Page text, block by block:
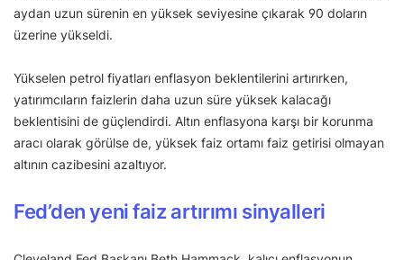
aydan uzun sürenin en yüksek seviyesine çıkarak 90 doların
üzerine yükseldi.
Yükselen petrol fiyatları enflasyon beklentilerini artırırken,
yatırımcıların faizlerin daha uzun süre yüksek kalacağı
beklentisini de güçlendirdi. Altın enflasyona karşı bir korunma
aracı olarak görülse de, yüksek faiz ortamı faiz getirisi olmayan
altının cazibesini azaltıyor.
Fed’den yeni faiz artırımı sinyalleri